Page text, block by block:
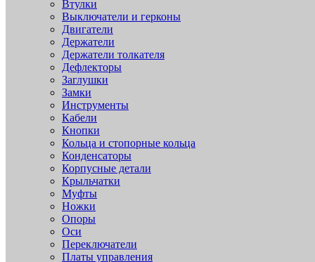
Втулки
Выключатели и герконы
Двигатели
Держатели
Держатели толкателя
Дефлекторы
Заглушки
Замки
Инструменты
Кабели
Кнопки
Кольца и стопорные кольца
Конденсаторы
Корпусные детали
Крыльчатки
Муфты
Ножки
Опоры
Оси
Переключатели
Платы управления